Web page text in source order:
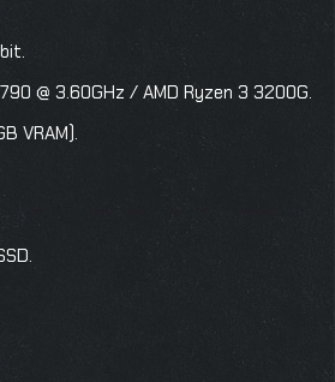
@ 3.60GHz / AMD Ryzen 3 3200G.
VRAM).